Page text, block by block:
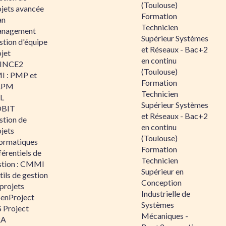
avancée
d'équipe
: PMP et
de
de
: CMMI
de gestion
Project
(Toulouse)
Formation
Technicien
Supérieur Systèmes
et Réseaux - Bac+2
en continu
(Toulouse)
Formation
Technicien
Supérieur Systèmes
et Réseaux - Bac+2
en continu
(Toulouse)
Formation
Technicien
Supérieur en
Conception
Industrielle de
Systèmes
Mécaniques -